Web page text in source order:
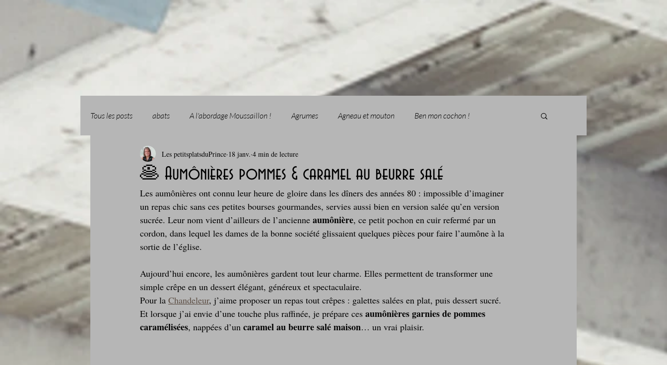
Tous les posts abats A l'abordage Moussaillon ! Agrumes Agneau et mouton Ben mon cochon !
Boissons et cocktails Boulangerie Breakfast
Comfort food, les recettes doudou Coquillages et crustacés Courges, cucurbitacées cuisine des fleurs
Cuisine du Camping Déjeuner sur l'herbe Desserts - glaces - pâtisserie Finger food, snack Foire au vin
Fondus de chocolat fruits à coque Garden Party - buffet - Verrines Gâteau d'anniversaire
Glaces, sorbets, desserts glacés Grillades, barbecues et plancha Healthy, léger, ou végétarien i Love Tomate !
🥞 Aumônières pommes & caramel au beurre salé
Les petitsplatsduPrince 18 janv. 4 min de lecture
Les aumônières ont connu leur heure de gloire dans les dîners des années 80 : impossible d’imaginer
un repas chic sans ces petites bourses gourmandes, servies aussi bien en version salée qu’en version
sucrée. Leur nom vient d’ailleurs de l’ancienne aumônière, ce petit pochon en cuir refermé par un
cordon, dans lequel les dames de la bonne société glissaient quelques pièces pour faire l’aumône à la
sortie de l’église.
Aujourd’hui encore, les aumônières gardent tout leur charme. Elles permettent de transformer une
simple crêpe en un dessert élégant, généreux et spectaculaire.
Pour la Chandeleur, j’aime proposer un repas tout crêpes : galettes salées en plat, puis dessert sucré.
Et lorsque j’ai envie d’une touche plus raffinée, je prépare ces aumônières garnies de pommes
caramélisées, nappées d’un caramel au beurre salé maison… un vrai plaisir.